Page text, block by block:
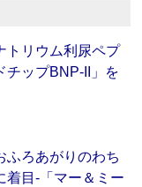
トリウム利尿ペプ
チップBNP-II」を
ふろあがりのわち
着目‐「マー＆ミー